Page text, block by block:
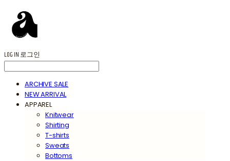
LOG IN 로그인
ARCHIVE SALE
NEW ARRIVAL
APPAREL
Knitwear
Shirting
T-shirts
Sweats
Bottoms